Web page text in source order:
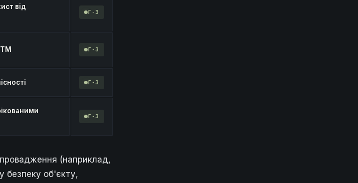
від
Г-3
Г-3
Г-3
Г-3
(наприклад,
безпеку об'єкту,